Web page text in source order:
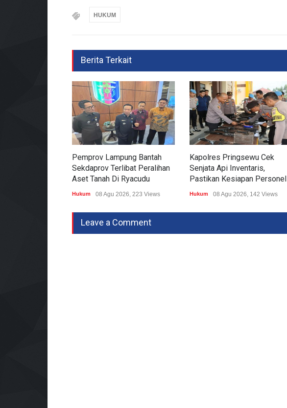
HUKUM
Berita Terkait
Pemprov Lampung Bantah
Sekdaprov Terlibat Peralihan
Aset Tanah Di Ryacudu
Hukum 08 Agu 2026, 223 Views
Kapolres Pringsewu Cek
Senjata Api Inventaris,
Pastikan Kesiapan Personel
Hukum 08 Agu 2026, 142 Views
Leave a Comment